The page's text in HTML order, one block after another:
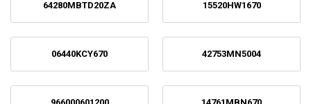
64280MBTD20ZA 15520HW1670
06440KCY670 42753MN5004